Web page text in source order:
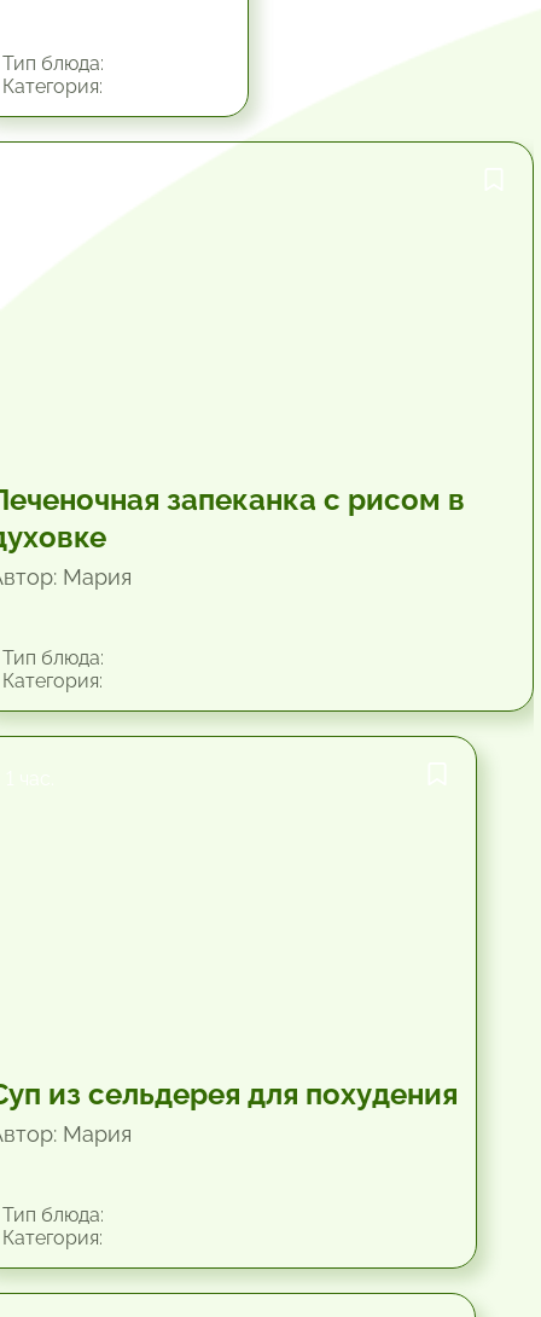
блюда:
запеканка с рисом в
Мария
блюда:
из сельдерея для похудения
Мария
блюда: